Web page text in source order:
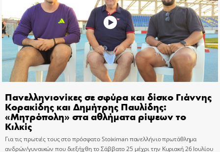
Πανελληνιονίκες σε σφύρα και δίσκο Γιάννης
Κορακίδης και Δημήτρης Παυλίδης:
«Μητρόπολη» στα αθλήματα ρίψεων το
Κιλκίς
Για τις πρωτιές τους στο πρόσφατο Stoiximan πανελλήνιο πρωτάθλημα
ανδρών/γυναικών που διεξήχθη το Σάββατο 25 μέχρι την Κυριακή 26 Ιουλίου